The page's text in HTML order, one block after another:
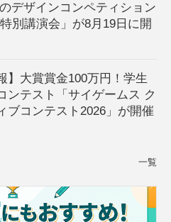
デザインコンペティション
別講演会」が8月19日に開
】大賞賞金100万円！学生
ンテスト「サイゲームス ク
ブコンテスト2026」が開催
一覧